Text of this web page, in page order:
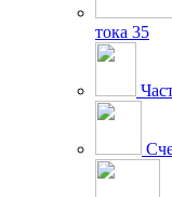
тока 35